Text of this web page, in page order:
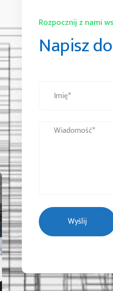
Rozpocznij z nami
Napisz
Wyślij